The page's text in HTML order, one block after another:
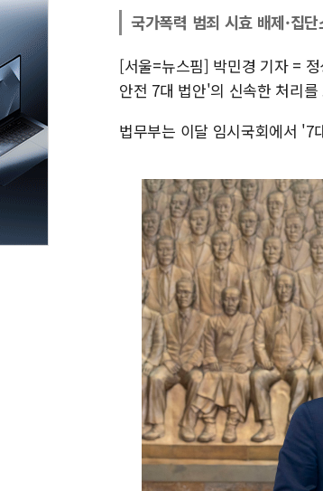
국가폭력 범죄 시효 배제·집
[서울=뉴스핌] 박민경 기자 =
안전 7대 법안'의 신속한 처리를
법무부는 이달 임시국회에서 '7